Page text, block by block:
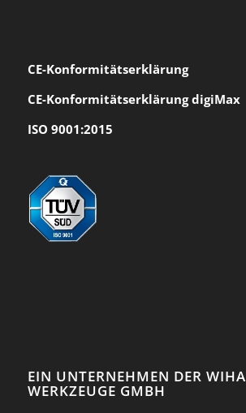
CE-Konformitätserklärung
CE-Konformitätserklärung digiMax
ISO 9001:2015
EIN UNTERNEHMEN DER WIHA
WERKZEUGE GMBH